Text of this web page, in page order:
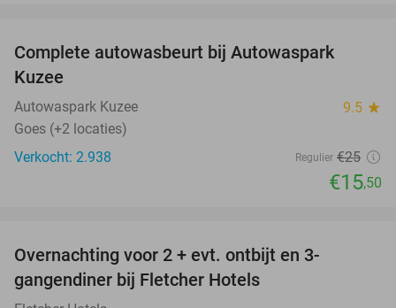
Complete autowasbeurt bij Autowaspark
Kuzee
Autowaspark Kuzee 9.5 star
Goes (+2 locaties)
Verkocht: 2.938
Regulier €25
€15,50
Overnachting voor 2 + evt. ontbijt en 3-
gangendiner bij Fletcher Hotels